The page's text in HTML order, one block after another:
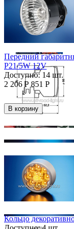
Передний
P21/5W 12V
Доступно: 14 шт.
2 206 Р 851 Р
В корзину
Кольцо